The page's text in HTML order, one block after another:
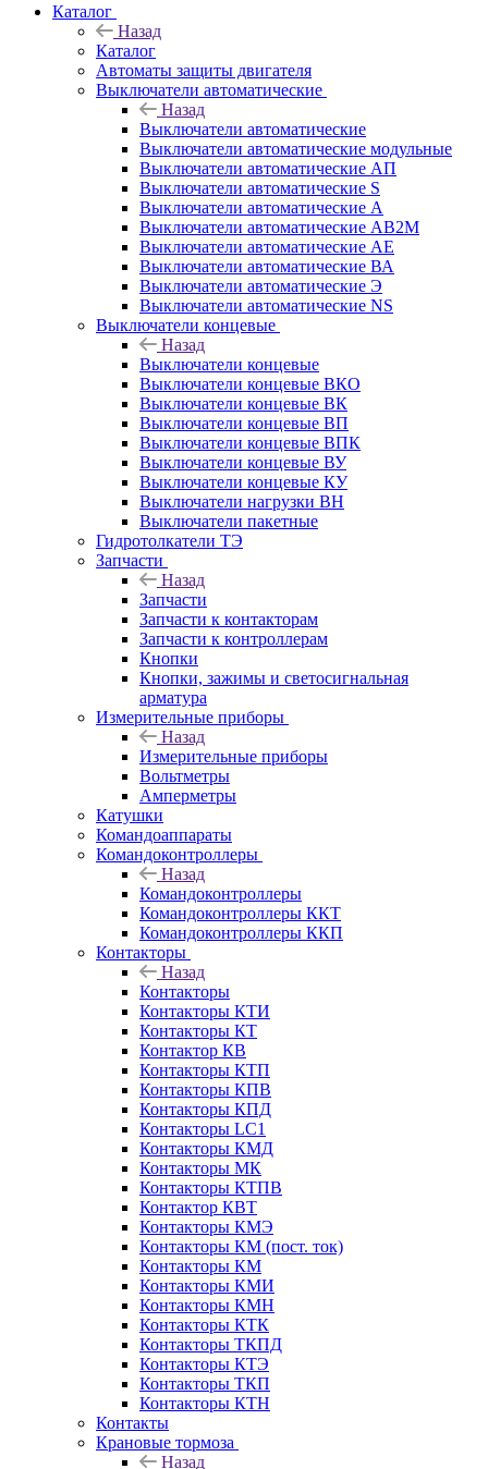
Каталог
Назад
Каталог
Автоматы защиты двигателя
Выключатели автоматические
Назад
Выключатели автоматические
Выключатели автоматические модульные
Выключатели автоматические АП
Выключатели автоматические S
Выключатели автоматические А
Выключатели автоматические АВ2М
Выключатели автоматические АЕ
Выключатели автоматические ВА
Выключатели автоматические Э
Выключатели автоматические NS
Выключатели концевые
Назад
Выключатели концевые
Выключатели концевые ВКО
Выключатели концевые ВК
Выключатели концевые ВП
Выключатели концевые ВПК
Выключатели концевые ВУ
Выключатели концевые КУ
Выключатели нагрузки ВН
Выключатели пакетные
Гидротолкатели ТЭ
Запчасти
Назад
Запчасти
Запчасти к контакторам
Запчасти к контроллерам
Кнопки
Кнопки, зажимы и светосигнальная
арматура
Измерительные приборы
Назад
Измерительные приборы
Вольтметры
Амперметры
Катушки
Командоаппараты
Командоконтроллеры
Назад
Командоконтроллеры
Командоконтроллеры ККТ
Командоконтроллеры ККП
Контакторы
Назад
Контакторы
Контакторы КТИ
Контакторы КТ
Контактор КВ
Контакторы КТП
Контакторы КПВ
Контакторы КПД
Контакторы LC1
Контакторы КМД
Контакторы МК
Контакторы КТПВ
Контактор КВТ
Контакторы КМЭ
Контакторы КМ (пост. ток)
Контакторы КМ
Контакторы КМИ
Контакторы КМН
Контакторы КТК
Контакторы ТКПД
Контакторы КТЭ
Контакторы ТКП
Контакторы КТН
Контакты
Крановые тормоза
Назад